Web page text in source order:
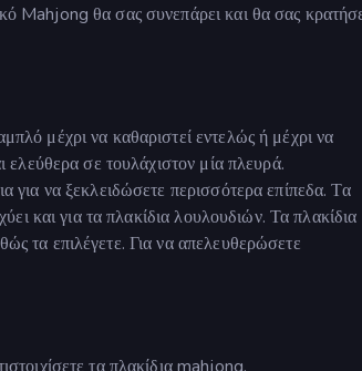
Mahjong θα σας συνεπάρει και θα σας
μέχρι να καθαριστεί εντελώς ή μέχρι να
ελεύθερα σε τουλάχιστον μία πλευρά.
για να ξεκλειδώσετε περισσότερα επίπεδα. Τα
και για τα πλακίδια λουλουδιών. Τα πλακίδια
τα επιλέγετε. Για να απελευθερώσετε